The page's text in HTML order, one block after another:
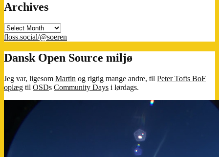
Archives
Archives
floss.social/@soeren
Dansk Open Source miljø
Jeg var, ligesom Martin og rigtig mange andre, til Peter Tofts BoF
oplæg til OSDs Community Days i lørdags.